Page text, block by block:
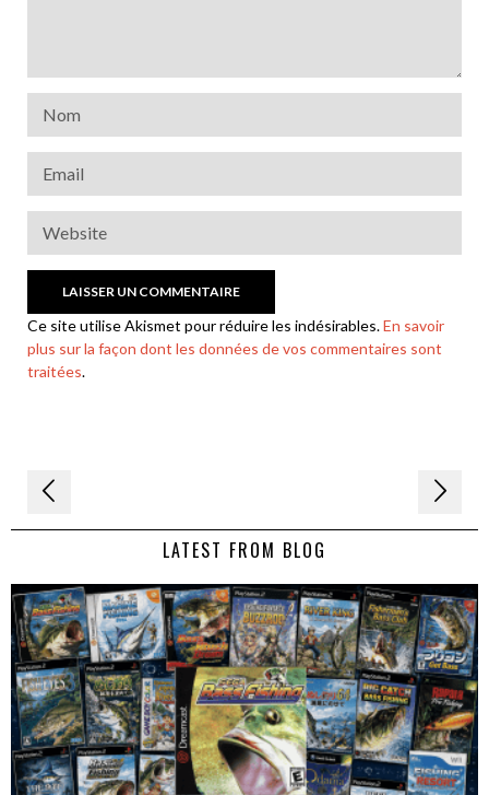
Ce site utilise Akismet pour réduire les indésirables.En savoir
plus sur la façon dont les données de vos commentaires sont
traitées.
Navigation
de LATEST FROM BLOG